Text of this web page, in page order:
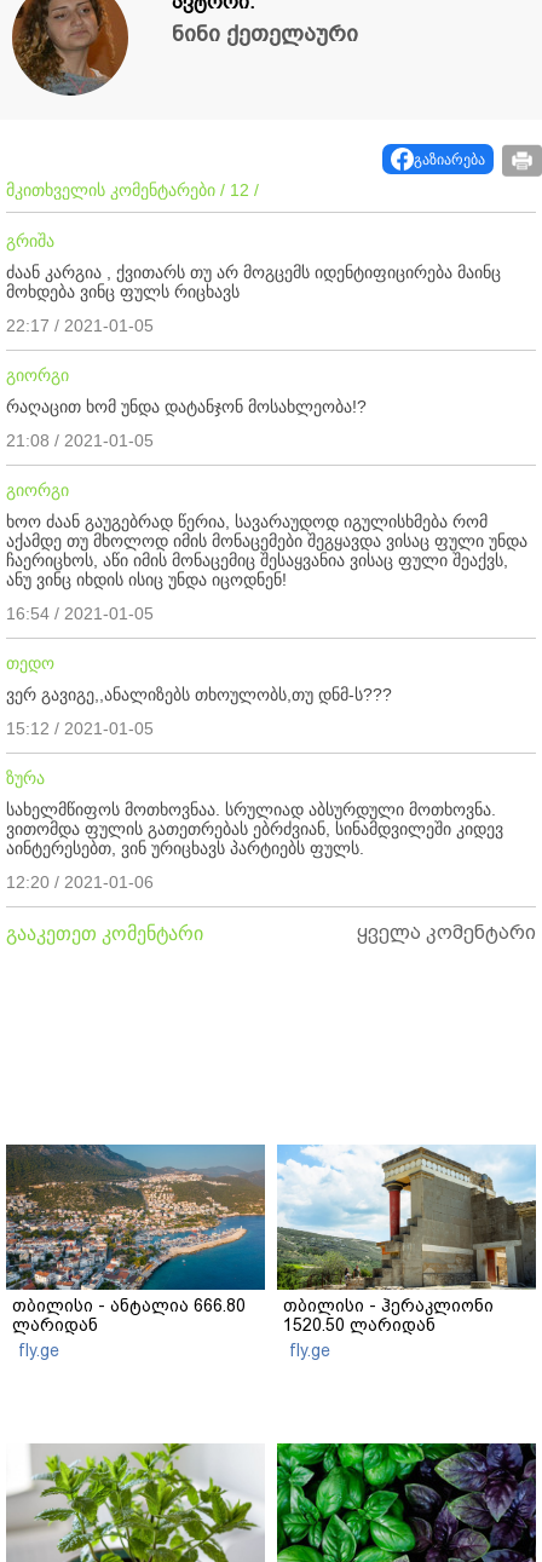
ნინი ქეთელაური
გაზიარება
მკითხველის კომენტარები / 12 /
გრიშა
ძაან კარგია , ქვითარს თუ არ მოგცემს იდენტიფიცირება მაინც
მოხდება ვინც ფულს რიცხავს
22:17 / 2021-01-05
გიორგი
რაღაცით ხომ უნდა დატანჯონ მოსახლეობა!?
21:08 / 2021-01-05
გიორგი
ხოო ძაან გაუგებრად წერია, სავარაუდოდ იგულისხმება რომ
აქამდე თუ მხოლოდ იმის მონაცემები შეგყავდა ვისაც ფული უნდა
ჩაერიცხოს, აწი იმის მონაცემიც შესაყვანია ვისაც ფული შეაქვს,
ანუ ვინც იხდის ისიც უნდა იცოდნენ!
16:54 / 2021-01-05
თედო
ვერ გავიგე,,ანალიზებს თხოულობს,თუ დნმ-ს???
15:12 / 2021-01-05
ზურა
სახელმწიფოს მოთხოვნაა. სრულიად აბსურდული მოთხოვნა.
ვითომდა ფულის გათეთრებას ებრძვიან, სინამდვილეში კიდევ
აინტერესებთ, ვინ ურიცხავს პარტიებს ფულს.
12:20 / 2021-01-06
გააკეთეთ კომენტარი ყველა კომენტარი
თბილისი - ანტალია 666.80
ლარიდან
fly.ge
თბილისი - ჰერაკლიონი
1520.50 ლარიდან
fly.ge